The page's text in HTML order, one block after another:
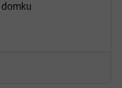
domku